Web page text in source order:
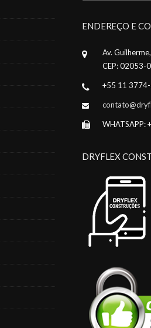
ENDEREÇO E
Av.
CEP: 02053-
+55 11
WHATSAPP:
DRYFLEX